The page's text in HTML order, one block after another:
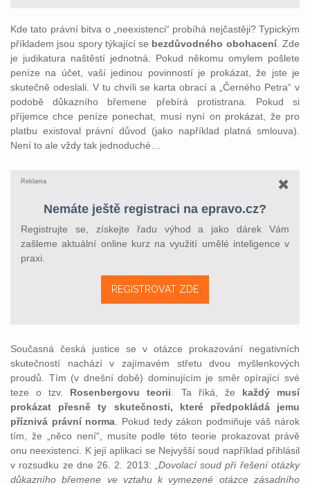
Kde tato právní bitva o „neexistenci“ probíhá nejčastěji? Typickým
příkladem jsou spory týkající se bezdůvodného obohacení. Zde
je judikatura naštěstí jednotná. Pokud někomu omylem pošlete
peníze na účet, vaší jedinou povinností je prokázat, že jste je
skutečně odeslali. V tu chvíli se karta obrací a „Černého Petra“ v
podobě důkazního břemene přebírá protistrana. Pokud si
příjemce chce peníze ponechat, musí nyní on prokázat, že pro
platbu existoval právní důvod (jako například platná smlouva).
Není to ale vždy tak jednoduché…
Reklama
Nemáte ještě registraci na epravo.cz?
Registrujte se, získejte řadu výhod a jako dárek Vám
zašleme aktuální online kurz na využití umělé inteligence v
praxi.
REGISTROVAT ZDE
Současná česká justice se v otázce prokazování negativních
skutečností nachází v zajímavém střetu dvou myšlenkových
proudů. Tím (v dnešní době) dominujícím je směr opírající své
teze o tzv. Rosenbergovu teorii . Ta říká, že každý musí
prokázat přesně ty skutečnosti, které předpokládá jemu
příznivá právní norma . Pokud tedy zákon podmiňuje váš nárok
tím, že „něco není“, musíte podle této teorie prokazovat právě
onu neexistenci. K její aplikaci se Nejvyšší soud například přihlásil
v rozsudku ze dne 26. 2. 2013:
„Dovolací soud při řešení otázky
důkazního břemene ve vztahu k vymezené otázce zásadního